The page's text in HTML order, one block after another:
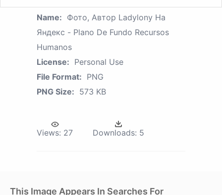
Name: Фото, Автор Ladylony На
Яндекс - Plano De Fundo Recursos
Humanos
License: Personal Use
File Format: PNG
PNG Size: 573 KB
Views: 27 Downloads: 5
This Image Appears In Searches For